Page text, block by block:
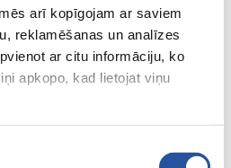
arī kopīgojam ar saviem
reklamēšanas un analīzes
ar citu informāciju, ko
apkopo, kad lietojat viņu
hindade ja kvaliteetsete
rahulolu on meie
ja aia jaoks!